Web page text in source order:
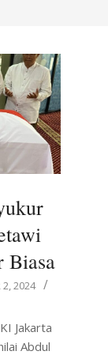
Biasa
2, 2024
Jakarta
Abdul